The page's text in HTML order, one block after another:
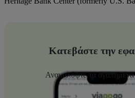
Κατεβάστε την
Ανακαλύψτε τα